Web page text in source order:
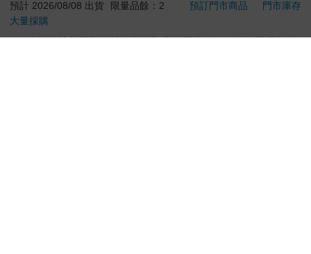
**提醒您，鑑賞期不等於試用期，退回商品須為全新狀態**
依據「消費者保護法」第19條及行政院消費者保護處公告之
「通訊交易解除權合理例外情事適用準則」，以下商品購買
預計 2026/08/08 出貨
限量品餘：2 預訂門市商品
門市庫存
大量採購